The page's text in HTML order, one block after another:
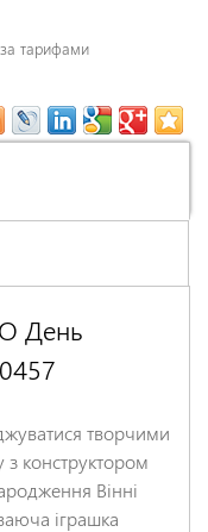
тарифами
День
творчими
з конструктором
Вінні
іграшка